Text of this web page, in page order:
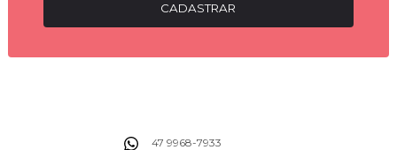
CADASTRAR
47 9968-7933